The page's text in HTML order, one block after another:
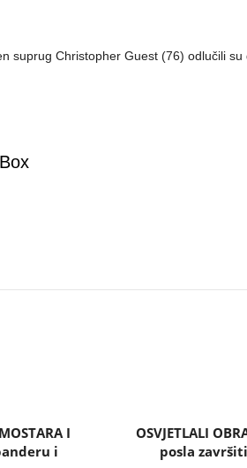
suprug Christopher Guest (76) odlučili
I
i
OSVJETLALI
posla